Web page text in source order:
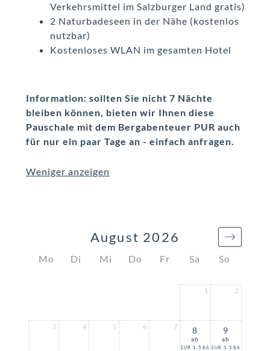
Verkehrsmittel im Salzburger Land gratis)
2 Naturbadeseen in der Nähe (kostenlos
nutzbar)
Kostenloses WLAN im gesamten Hotel
Information: sollten Sie nicht 7 Nächte
bleiben können, bieten wir Ihnen diese
Pauschale mit dem Bergabenteuer PUR auch
für nur ein paar Tage an - einfach anfragen.
Weniger anzeigen
Mo Di Mi Do Fr Sa So
August 2026
1 2
3 4 5 6 7 8
ab
EUR 1.586
9
ab
EUR 1.586